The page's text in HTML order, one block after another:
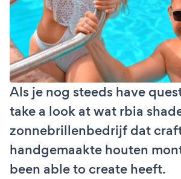
Als je nog steeds have
take a look at wat rbia
zonnebrillenbedrijf dat
handgemaakte houten
been able to create heeft.